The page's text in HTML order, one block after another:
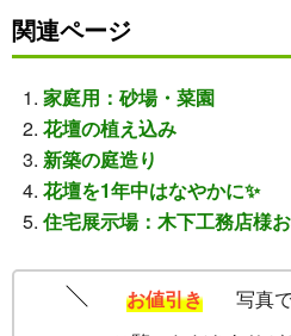
関連ページ
家庭用：砂場・菜園
花壇の植え込み
新築の庭造り
花壇を1年中はなやかに✨
住宅展示場：木下工務店様
お値引き
写真